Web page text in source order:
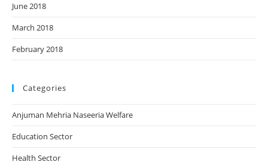
June 2018
March 2018
February 2018
Categories
Anjuman Mehria Naseeria Welfare
Education Sector
Health Sector